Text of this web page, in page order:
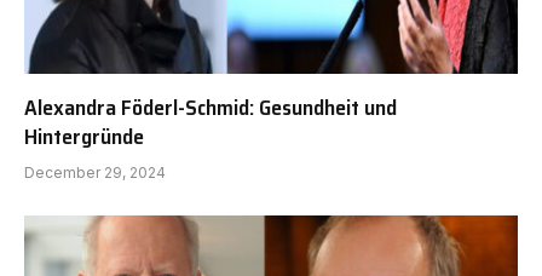
Alexandra Föderl-Schmid: Gesundheit und
Hintergründe
December 29, 2024